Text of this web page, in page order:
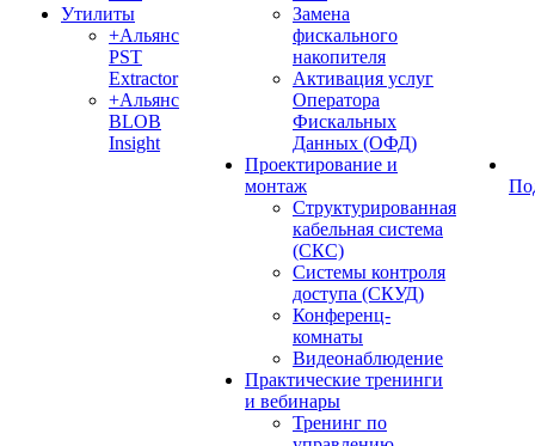
Утилиты
+Альянс
PST
Extractor
+Альянс
BLOB
Insight
Замена
фискального
накопителя
Активация услуг
Оператора
Фискальных
Данных (ОФД)
Проектирование и
монтаж
Структурированная
кабельная система
(СКС)
Системы контроля
доступа (СКУД)
Конференц-
комнаты
Видеонаблюдение
Практические тренинги
и вебинары
Тренинг по